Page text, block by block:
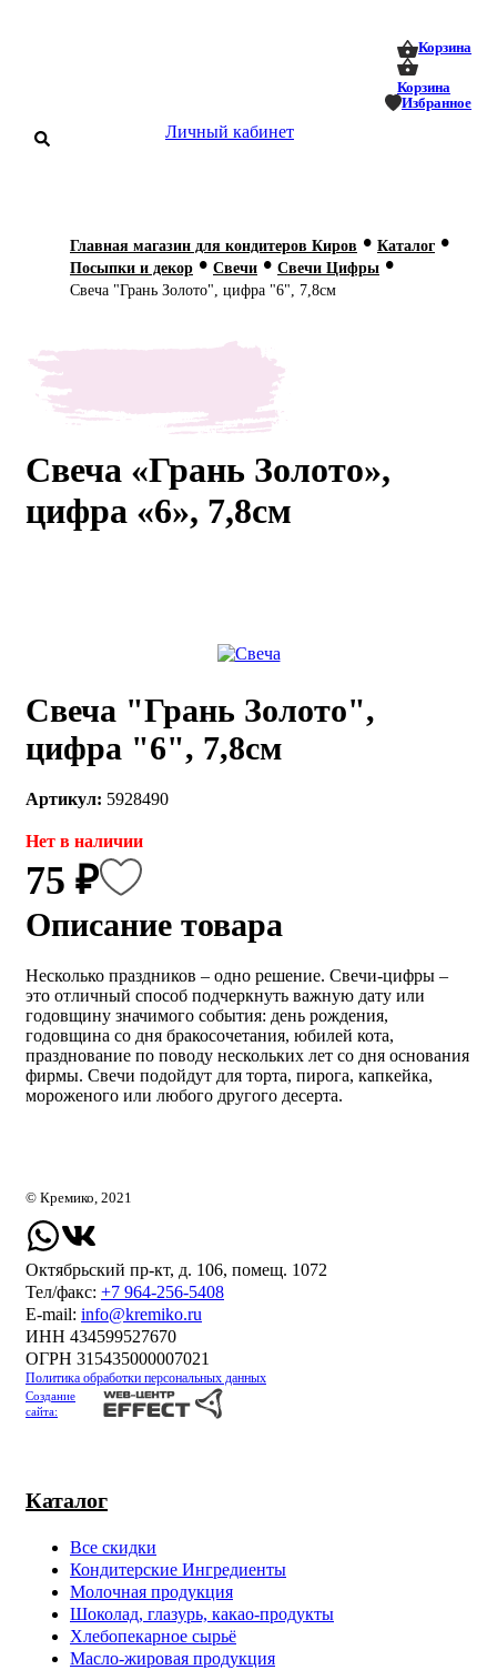
Корзина
Корзина
Избранное
Личный кабинет
О нас
Мастер-
106
256-54-
Главная магазин для кондитеров Киров • Каталог •
Посыпки и декор • Свечи • Свечи Цифры •
Свеча "Грань Золото", цифра "6", 7,8см
Свеча «Грань Золото»,
цифра «6», 7,8см
Свеча "Грань Золото",
цифра "6", 7,8см
Артикул: 5928490
Нет в наличии
75 ₽
Описание товара
Несколько праздников – одно решение. Свечи-цифры –
это отличный способ подчеркнуть важную дату или
годовщину значимого события: день рождения,
годовщина со дня бракосочетания, юбилей кота,
празднование по поводу нескольких лет со дня основания
фирмы. Свечи подойдут для торта, пирога, капкейка,
мороженого или любого другого десерта.
Каталог
Все скидки
Кондитерские Ингредиенты
Молочная продукция
Шоколад, глазурь, какао-продукты
Хлебопекарное сырьё
Масло-жировая продукция
© Кремико, 2021
Октябрьский пр-кт, д. 106, помещ. 1072
Тел/факс: +7 964-256-5408
Е-mail: info@kremiko.ru
ИНН 434599527670
ОГРН 315435000007021
Политика обработки персональных данных
Создание
сайта: